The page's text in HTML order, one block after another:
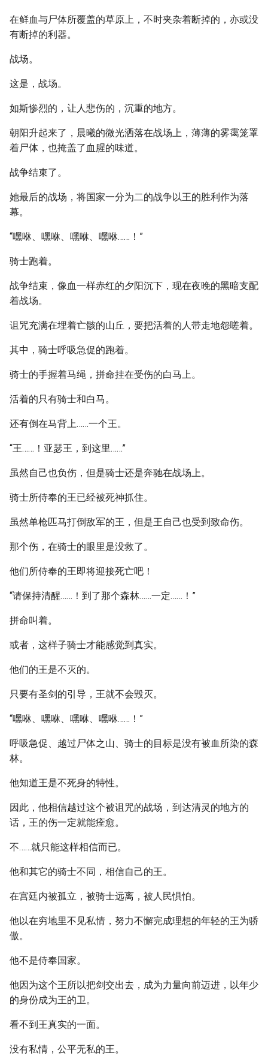
在鲜血与尸体所覆盖的草原上，不时夹杂着断掉的，亦或没
有断掉的利器。
战场。
这是，战场。
如斯惨烈的，让人悲伤的，沉重的地方。
朝阳升起来了，晨曦的微光洒落在战场上，薄薄的雾霭笼罩
着尸体，也掩盖了血腥的味道。
战争结束了。
她最后的战场，将国家一分为二的战争以王的胜利作为落
幕。
“嘿咻、嘿咻、嘿咻、嘿咻……！”
骑士跑着。
战争结束，像血一样赤红的夕阳沉下，现在夜晚的黑暗支配
着战场。
诅咒充满在埋着亡骸的山丘，要把活着的人带走地怨嗟着。
其中，骑士呼吸急促的跑着。
骑士的手握着马绳，拼命挂在受伤的白马上。
活着的只有骑士和白马。
还有倒在马背上……一个王。
“王……！亚瑟王，到这里……”
虽然自己也负伤，但是骑士还是奔驰在战场上。
骑士所侍奉的王已经被死神抓住。
虽然单枪匹马打倒敌军的王，但是王自己也受到致命伤。
那个伤，在骑士的眼里是没救了。
他们所侍奉的王即将迎接死亡吧！
“请保持清醒……！到了那个森林……一定……！”
拼命叫着。
或者，这样子骑士才能感觉到真实。
他们的王是不灭的。
只要有圣剑的引导，王就不会毁灭。
“嘿咻、嘿咻、嘿咻、嘿咻……！”
呼吸急促、越过尸体之山、骑士的目标是没有被血所染的森
林。
他知道王是不死身的特性。
因此，他相信越过这个被诅咒的战场，到达清灵的地方的
话，王的伤一定就能痊愈。
不……就只能这样相信而已。
他和其它的骑士不同，相信自己的王。
在宫廷内被孤立，被骑士远离，被人民惧怕。
他以在穷地里不见私情，努力不懈完成理想的年轻的王为骄
傲。
他不是侍奉国家。
他因为这个王所以把剑交出去，成为力量向前迈进，以年少
的身份成为王的卫。
看不到王真实的一面。
没有私情，公平无私的王。